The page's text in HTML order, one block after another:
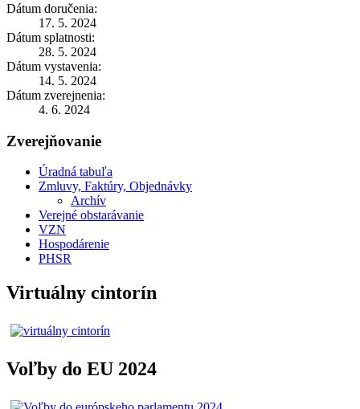
Dátum doručenia:
17. 5. 2024
Dátum splatnosti:
28. 5. 2024
Dátum vystavenia:
14. 5. 2024
Dátum zverejnenia:
4. 6. 2024
Zverejňovanie
Úradná tabuľa
Zmluvy, Faktúry, Objednávky
Archív
Verejné obstarávanie
VZN
Hospodárenie
PHSR
Virtuálny cintorín
Voľby do EU 2024